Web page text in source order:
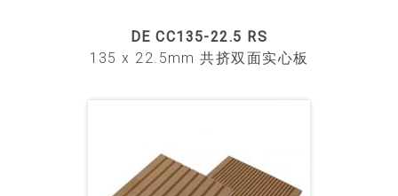
DE CC135-22.5 RS
135 x 22.5mm 共挤双面实心板